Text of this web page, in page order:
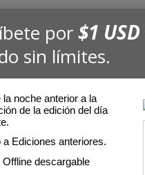
por$1 USD
sin límites.
la noche anterior a la
de la edición del día
Ediciones anteriores.
Offline descargable